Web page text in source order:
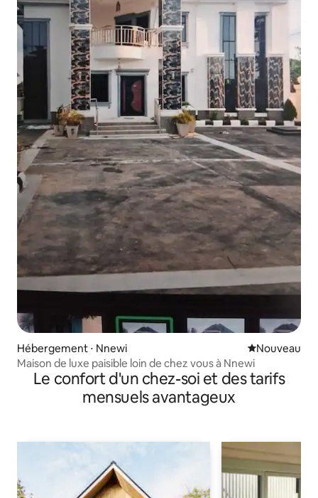
Hébergement ⋅ Nnewi Nouvel
Nouveau
Maison de luxe paisible loin de chez vous à Nnewi
Le confort d'un chez-soi et des tarifs
mensuels avantageux